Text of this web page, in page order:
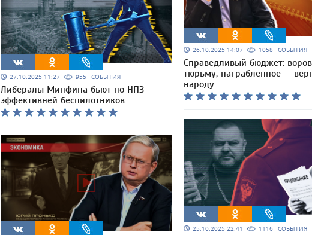
27.10.2025 11:27 955 СОБЫТИЯ
Либералы Минфина бьют по НПЗ
эффективней беспилотников
26.10.2025 14:07 1058 СОБЫТИЯ
Справедливый бюджет:
тюрьму, награбленное —
народу
25.10.2025 22:41 1116 СОБЫТИЯ